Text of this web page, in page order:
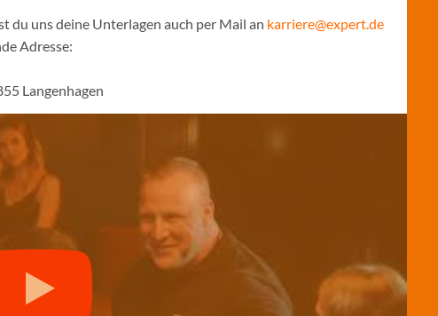
du uns deine Unterlagen auch per Mail an karriere@expert.de
Adresse:
Langenhagen